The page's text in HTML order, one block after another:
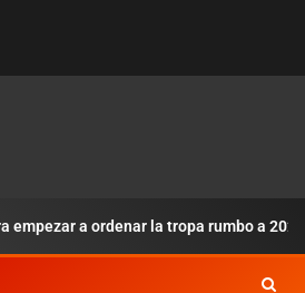
a ordenar la tropa rumbo a 2027